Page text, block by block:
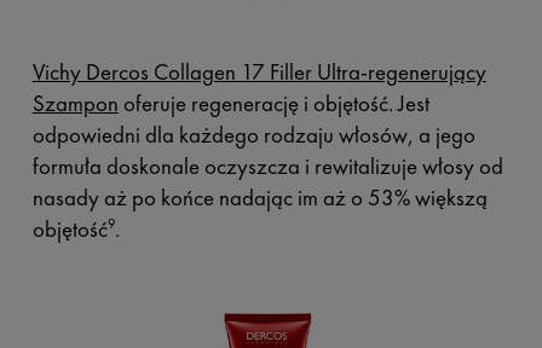
Vichy Dercos Collagen 17 Filler Ultra-regenerujący
Szampon oferuje regenerację i objętość. Jest
odpowiedni dla każdego rodzaju włosów, a jego
formuła doskonale oczyszcza i rewitalizuje włosy od
nasady aż po końce nadając im aż o 53% większą
objętość9.